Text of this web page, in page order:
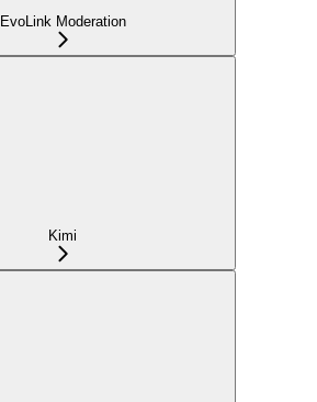
EvoLink Moderation
Kimi